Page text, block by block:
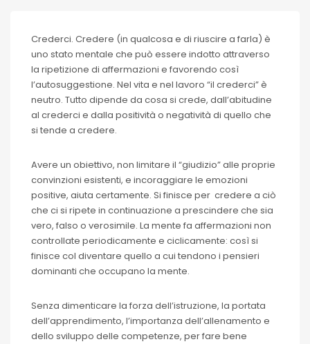
Crederci. Credere (in qualcosa e di riuscire a farla) è
uno stato mentale che può essere indotto attraverso
la ripetizione di affermazioni e favorendo così
l’autosuggestione. Nel vita e nel lavoro “il crederci” è
neutro. Tutto dipende da cosa si crede, dall’abitudine
al crederci e dalla positività o negatività di quello che
si tende a credere.
Avere un obiettivo, non limitare il “giudizio” alle proprie
convinzioni esistenti, e incoraggiare le emozioni
positive, aiuta certamente. Si finisce per credere a ciò
che ci si ripete in continuazione a prescindere che sia
vero, falso o verosimile. La mente fa affermazioni non
controllate periodicamente e ciclicamente: così si
finisce col diventare quello a cui tendono i pensieri
dominanti che occupano la mente.
Senza dimenticare la forza dell’istruzione, la portata
dell’apprendimento, l’importanza dell’allenamento e
dello sviluppo delle competenze, per fare bene